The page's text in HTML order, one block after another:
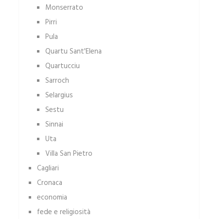
Monserrato
Pirri
Pula
Quartu Sant'Elena
Quartucciu
Sarroch
Selargius
Sestu
Sinnai
Uta
Villa San Pietro
Cagliari
Cronaca
economia
fede e religiosità